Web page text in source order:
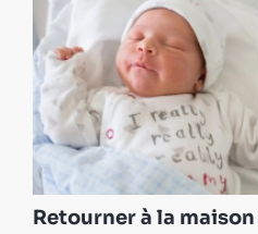
Retourner à la